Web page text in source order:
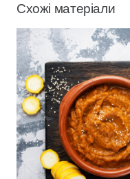
Схожі матеріали